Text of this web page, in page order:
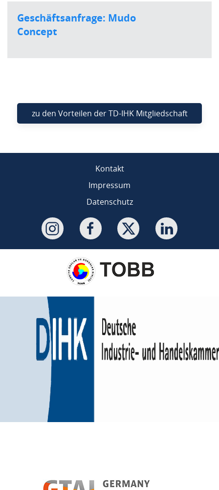
Geschäftsanfrage: Mudo
Concept
zu den Vorteilen der TD-IHK Mitgliedschaft
Kontakt
Impressum
Datenschutz